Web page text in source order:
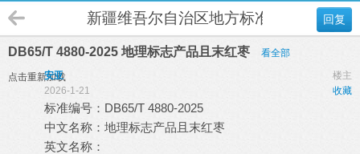
回复
新疆维吾尔自治区地方标准(DB65)
DB65/T 4880-2025 地理标志产品且末红枣 看全部
点击重新加载 楼主
安亚
收藏
2026-1-21
标准编号：DB65/T 4880-2025
中文名称：地理标志产品且末红枣
英文名称：